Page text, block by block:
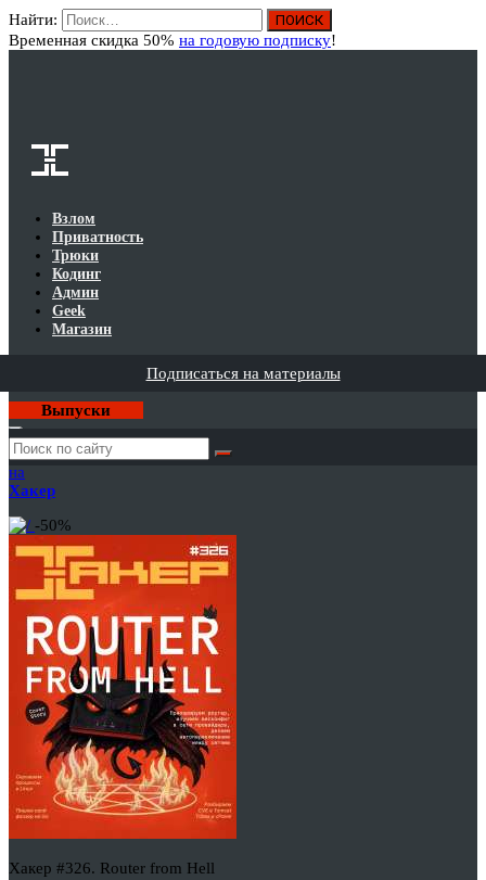
Найти:
Временная скидка 50% на годовую подписку!
Взлом
Приватность
Трюки
Кодинг
Админ
Geek
Магазин
Подписаться на материалы
Выпуски
Годовая
подписка
на
Хакер
-50%
Хакер #326. Router from Hell